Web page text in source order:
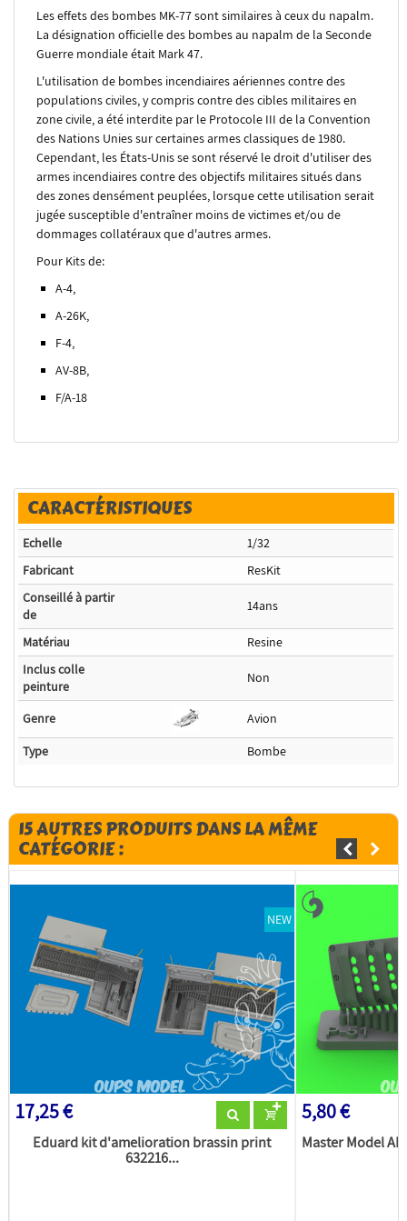
Les effets des bombes MK-77 sont similaires à ceux du napalm.
La désignation officielle des bombes au napalm de la Seconde
Guerre mondiale était Mark 47.
L'utilisation de bombes incendiaires aériennes contre des
populations civiles, y compris contre des cibles militaires en
zone civile, a été interdite par le Protocole III de la Convention
des Nations Unies sur certaines armes classiques de 1980.
Cependant, les États-Unis se sont réservé le droit d'utiliser des
armes incendiaires contre des objectifs militaires situés dans
des zones densément peuplées, lorsque cette utilisation serait
jugée susceptible d'entraîner moins de victimes et/ou de
dommages collatéraux que d'autres armes.
Pour Kits de:
A-4,
A-26K,
F-4,
AV-8B,
F/A-18
CARACTÉRISTIQUES
Echelle
1/32
Fabricant
ResKit
Conseillé à partir
de
14ans
Matériau
Resine
Inclus colle
peinture
Non
Genre
Avion
Type
Bombe
15 AUTRES PRODUITS DANS LA MÊME
CATÉGORIE :
NEW
17,25 €
Eduard kit d'amelioration brassin print
632216...
5,80 €
Master Model